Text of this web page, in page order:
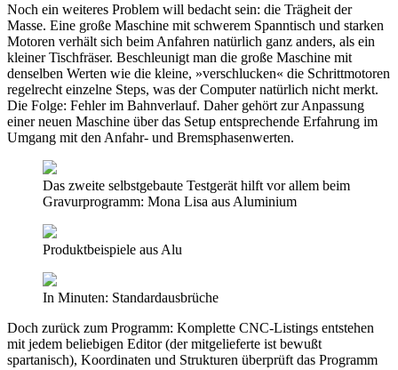
Noch ein weiteres Problem will bedacht sein: die Trägheit der
Masse. Eine große Maschine mit schwerem Spanntisch und starken
Motoren verhält sich beim Anfahren natürlich ganz anders, als ein
kleiner Tischfräser. Beschleunigt man die große Maschine mit
denselben Werten wie die kleine, »verschlucken« die Schrittmotoren
regelrecht einzelne Steps, was der Computer natürlich nicht merkt.
Die Folge: Fehler im Bahnverlauf. Daher gehört zur Anpassung
einer neuen Maschine über das Setup entsprechende Erfahrung im
Umgang mit den Anfahr- und Bremsphasenwerten.
Das zweite selbstgebaute Testgerät hilft vor allem beim
Gravurprogramm: Mona Lisa aus Aluminium
Produktbeispiele aus Alu
In Minuten: Standardausbrüche
Doch zurück zum Programm: Komplette CNC-Listings entstehen
mit jedem beliebigen Editor (der mitgelieferte ist bewußt
spartanisch), Koordinaten und Strukturen überprüft das Programm